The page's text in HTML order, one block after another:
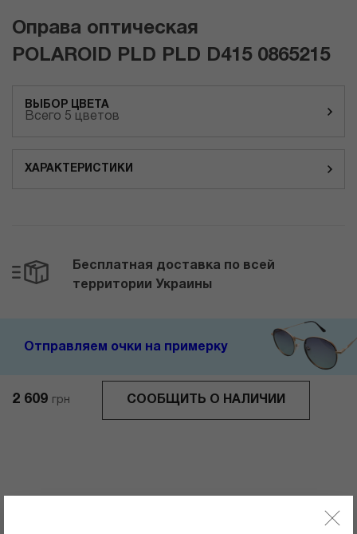
Оправа оптическая
POLAROID PLD PLD D415 0865215
ВЫБОР ЦВЕТА
Всего 5 цветов
ХАРАКТЕРИСТИКИ
2 609 грн СООБЩИТЬ О НАЛИЧИИ
Бесплатная доставка по всей
территории Украины
Отправляем очки на примерку
0